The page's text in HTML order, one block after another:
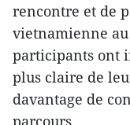
rencontre et de
vietnamienne
participants ont
plus claire de
davantage de